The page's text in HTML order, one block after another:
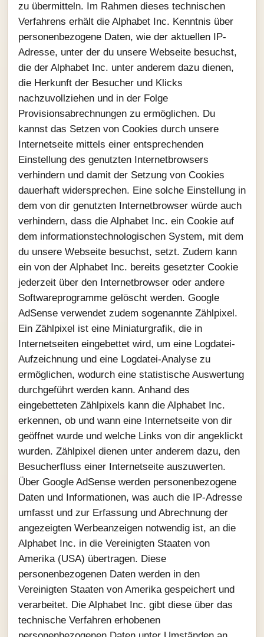
zu übermitteln. Im Rahmen dieses technischen
Verfahrens erhält die Alphabet Inc. Kenntnis über
personenbezogene Daten, wie der aktuellen IP-
Adresse, unter der du unsere Webseite besuchst,
die der Alphabet Inc. unter anderem dazu dienen,
die Herkunft der Besucher und Klicks
nachzuvollziehen und in der Folge
Provisionsabrechnungen zu ermöglichen. Du
kannst das Setzen von Cookies durch unsere
Internetseite mittels einer entsprechenden
Einstellung des genutzten Internetbrowsers
verhindern und damit der Setzung von Cookies
dauerhaft widersprechen. Eine solche Einstellung in
dem von dir genutzten Internetbrowser würde auch
verhindern, dass die Alphabet Inc. ein Cookie auf
dem informationstechnologischen System, mit dem
du unsere Webseite besuchst, setzt. Zudem kann
ein von der Alphabet Inc. bereits gesetzter Cookie
jederzeit über den Internetbrowser oder andere
Softwareprogramme gelöscht werden. Google
AdSense verwendet zudem sogenannte Zählpixel.
Ein Zählpixel ist eine Miniaturgrafik, die in
Internetseiten eingebettet wird, um eine Logdatei-
Aufzeichnung und eine Logdatei-Analyse zu
ermöglichen, wodurch eine statistische Auswertung
durchgeführt werden kann. Anhand des
eingebetteten Zählpixels kann die Alphabet Inc.
erkennen, ob und wann eine Internetseite von dir
geöffnet wurde und welche Links von dir angeklickt
wurden. Zählpixel dienen unter anderem dazu, den
Besucherfluss einer Internetseite auszuwerten.
Über Google AdSense werden personenbezogene
Daten und Informationen, was auch die IP-Adresse
umfasst und zur Erfassung und Abrechnung der
angezeigten Werbeanzeigen notwendig ist, an die
Alphabet Inc. in die Vereinigten Staaten von
Amerika (USA) übertragen. Diese
personenbezogenen Daten werden in den
Vereinigten Staaten von Amerika gespeichert und
verarbeitet. Die Alphabet Inc. gibt diese über das
technische Verfahren erhobenen